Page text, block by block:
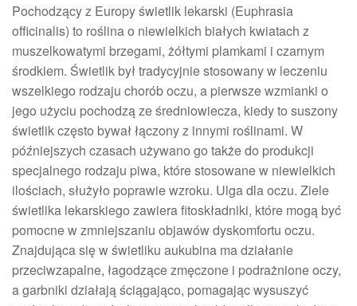
Pochodzący z Europy świetlik lekarski (Euphrasia
officinalis) to roślina o niewielkich białych kwiatach z
muszelkowatymi brzegami, żółtymi plamkami i czarnym
środkiem. Świetlik był tradycyjnie stosowany w leczeniu
wszelkiego rodzaju chorób oczu, a pierwsze wzmianki o
jego użyciu pochodzą ze średniowiecza, kiedy to suszony
świetlik często bywał łączony z innymi roślinami. W
późniejszych czasach używano go także do produkcji
specjalnego rodzaju piwa, które stosowane w niewielkich
ilościach, służyło poprawie wzroku. Ulga dla oczu. Ziele
świetlika lekarskiego zawiera fitoskładniki, które mogą być
pomocne w zmniejszaniu objawów dyskomfortu oczu.
Znajdująca się w świetliku aukubina ma działanie
przeciwzapalne, łagodzące zmęczone i podrażnione oczy,
a garbniki działają ściągająco, pomagając wysuszyć